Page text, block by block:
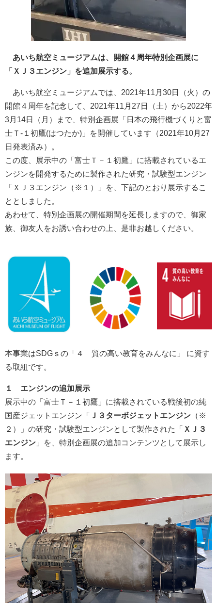
あいち航空ミュージアムは、開館４周年特別企画展に
「ＸＪ３エンジン」を追加展示する。
あいち航空ミュージアムでは、2021年11月30日（火）の
開館４周年を記念して、2021年11月27日（土）から2022年
3月14日（月）まで、特別企画展「日本の飛行機づくりと富
士Ｔ-１初鷹(はつたか)」を開催しています（2021年10月27
日発表済み）。
この度、展示中の「富士Ｔ－１初鷹」に搭載されているエ
ンジンを開発するために製作された研究・試験型エンジン
「ＸＪ３エンジン（※１）」を、下記のとおり展示するこ
ととしました。
あわせて、特別企画展の開催期間を延長しますので、御家
族、御友人をお誘い合わせの上、是非お越しください。
本事業はSDGｓの「４ 質の高い教育をみんなに」 に資す
る取組です。
１ エンジンの追加展示
展示中の「富士Ｔ－１初鷹」に搭載されている戦後初の純
国産ジェットエンジン「
Ｊ３ターボジェットエンジン （※
２）」の研究・試験型エンジンとして製作された「 ＸＪ３
エンジン 」を、特別企画展の追加コンテンツとして展示し
ます。